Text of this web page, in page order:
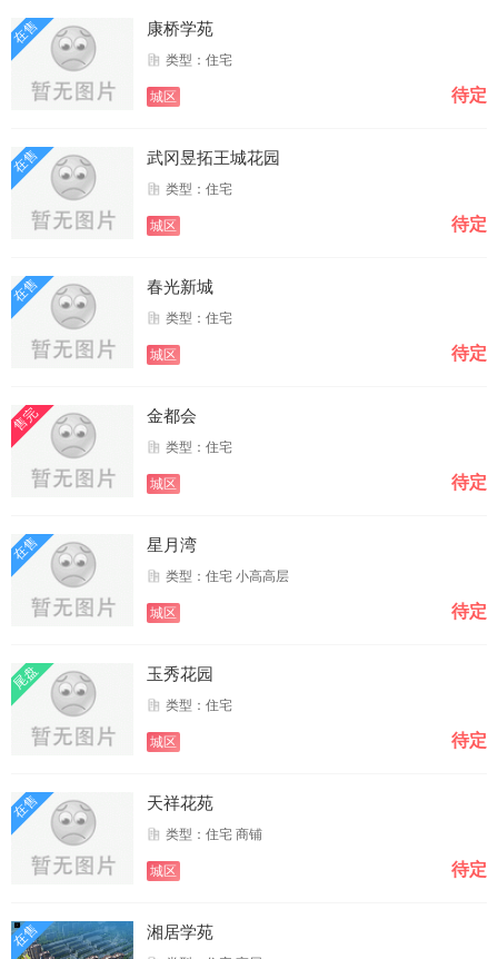
在售 康桥学苑
类型：住宅
城区 待定
在售 武冈昱拓王城花园
类型：住宅
城区 待定
在售 春光新城
类型：住宅
城区 待定
售完 金都会
类型：住宅
城区 待定
在售 星月湾
类型：住宅 小高高层
城区 待定
尾盘 玉秀花园
类型：住宅
城区 待定
在售 天祥花苑
类型：住宅 商铺
城区 待定
在售 湘居学苑